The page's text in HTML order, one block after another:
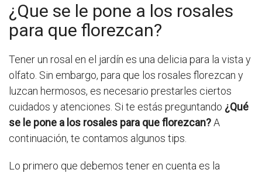
¿Que se le pone a los rosales
para que florezcan?
Tener un rosal en el jardín es una delicia para la vista y
olfato. Sin embargo, para que los rosales florezcan y
luzcan hermosos, es necesario prestarles ciertos
cuidados y atenciones. Si te estás preguntando ¿Qué
se le pone a los rosales para que florezcan?A
continuación, te contamos algunos tips.
Lo primero que debemos tener en cuenta es la